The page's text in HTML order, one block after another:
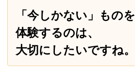
「今しかない」ものを
体験するのは、
大切にしたいですね。